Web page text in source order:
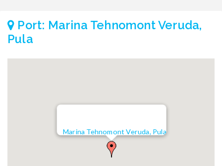
Port: Marina Tehnomont Veruda,
Pula
Marina Tehnomont Veruda, Pula